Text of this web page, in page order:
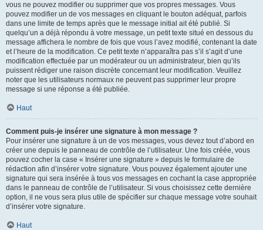
vous ne pouvez modifier ou supprimer que vos propres messages. Vous
pouvez modifier un de vos messages en cliquant le bouton adéquat, parfois
dans une limite de temps après que le message initial ait été publié. Si
quelqu’un a déjà répondu à votre message, un petit texte situé en dessous du
message affichera le nombre de fois que vous l’avez modifié, contenant la date
et l’heure de la modification. Ce petit texte n’apparaîtra pas s’il s’agit d’une
modification effectuée par un modérateur ou un administrateur, bien qu’ils
puissent rédiger une raison discrète concernant leur modification. Veuillez
noter que les utilisateurs normaux ne peuvent pas supprimer leur propre
message si une réponse a été publiée.
Haut
Comment puis-je insérer une signature à mon message ?
Pour insérer une signature à un de vos messages, vous devez tout d’abord en
créer une depuis le panneau de contrôle de l’utilisateur. Une fois créée, vous
pouvez cocher la case « Insérer une signature » depuis le formulaire de
rédaction afin d’insérer votre signature. Vous pouvez également ajouter une
signature qui sera insérée à tous vos messages en cochant la case appropriée
dans le panneau de contrôle de l’utilisateur. Si vous choisissez cette dernière
option, il ne vous sera plus utile de spécifier sur chaque message votre souhait
d’insérer votre signature.
Haut